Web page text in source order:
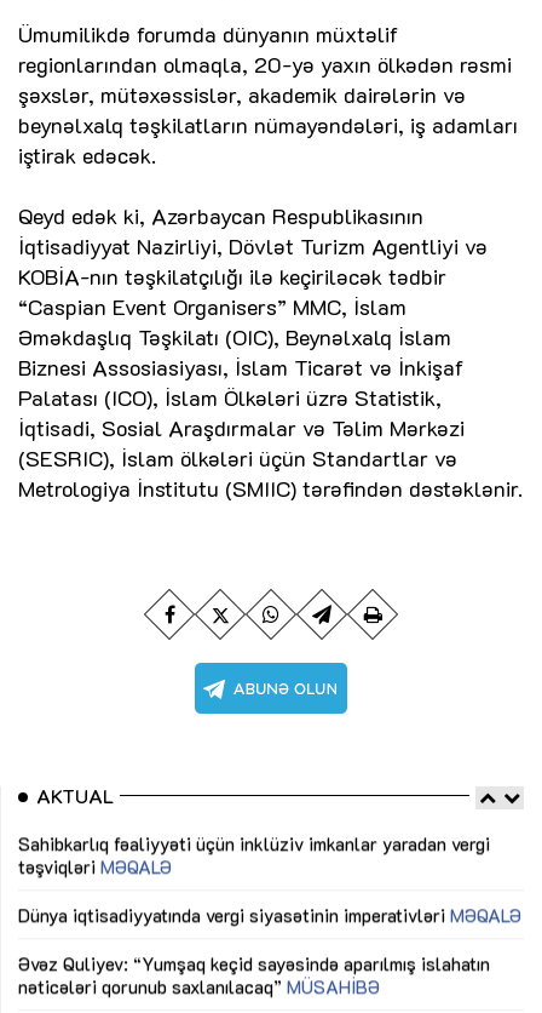
Ümumilikdə forumda dünyanın müxtəlif
regionlarından olmaqla, 20-yə yaxın ölkədən rəsmi
şəxslər, mütəxəssislər, akademik dairələrin və
beynəlxalq təşkilatların nümayəndələri, iş adamları
iştirak edəcək.
Qeyd edək ki, Azərbaycan Respublikasının
İqtisadiyyat Nazirliyi, Dövlət Turizm Agentliyi və
KOBİA-nın təşkilatçılığı ilə keçiriləcək tədbir
“Caspian Event Organisers” MMC, İslam
Əməkdaşlıq Təşkilatı (OIC), Beynəlxalq İslam
Biznesi Assosiasiyası, İslam Ticarət və İnkişaf
Palatası (ICO), İslam Ölkələri üzrə Statistik,
İqtisadi, Sosial Araşdırmalar və Təlim Mərkəzi
(SESRIC), İslam ölkələri üçün Standartlar və
Metrologiya İnstitutu (SMIIC) tərəfindən dəstəklənir.
AKTUAL
Sahibkarlıq fəaliyyəti üçün inklüziv imkanlar yaradan vergi
təşviqləri MƏQALƏ
Dünya iqtisadiyyatında vergi siyasətinin imperativləri MƏQALƏ
Əvəz Quliyev: “Yumşaq keçid sayəsində aparılmış islahatın
nəticələri qorunub saxlanılacaq” MÜSAHİBƏ